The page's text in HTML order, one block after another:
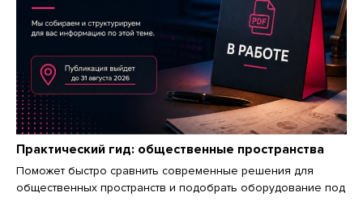
Практический гид: общественные пространства
Поможет быстро сравнить современные решения для
общественных пространств и подобрать оборудование под